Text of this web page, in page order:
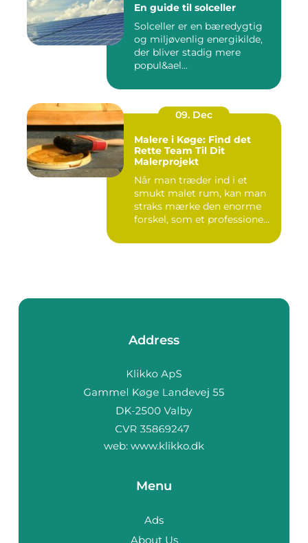
En guide til solceller
Solceller er en bæredygtig
og miljøvenlig energikilde,
der bliver stadig mere
popul&ael...
09. Dec
Malere i Køge: Find det
Rette Team Til Dit
Malerprojekt
Når man træder ind i et
smukt malet rum, kan man
straks mærke den enorme
forskel, som et professione...
Address
web: www.klikko.dk
Menu
Ads
About Us